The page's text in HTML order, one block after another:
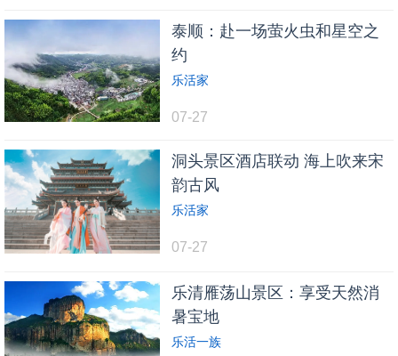
泰顺：赴一场萤火虫和星空之
约
乐活家
07-27
洞头景区酒店联动 海上吹来宋
韵古风
乐活家
07-27
乐清雁荡山景区：享受天然消
暑宝地
乐活一族